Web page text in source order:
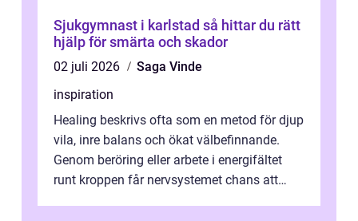
Sjukgymnast i karlstad så hittar du rätt
hjälp för smärta och skador
02 juli 2026
Saga Vinde
inspiration
Healing beskrivs ofta som en metod för djup
vila, inre balans och ökat välbefinnande.
Genom beröring eller arbete i energifältet
runt kroppen får nervsystemet chans att